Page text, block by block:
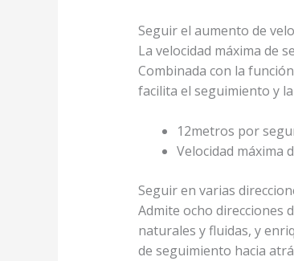
Seguir el aumento de
La velocidad máxima de
Combinada con la
facilita el seguimiento y
12metros por
Velocidad máxima
Seguir en varias
Admite ocho direcciones
naturales y fluidas, y
de seguimiento hacia